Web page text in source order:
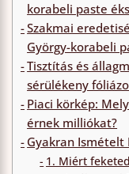
korabeli paste
Szakmai
György-korabeli
Tisztítás és
sérülékeny
Piaci körkép:
érnek milliókat?
Gyakran Ismételt
1. Miért